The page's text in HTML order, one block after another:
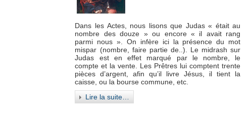
Dans les Actes, nous lisons que Judas « était au
nombre des douze » ou encore « il avait rang
parmi nous ». On infère ici la présence du mot
mispar (nombre, faire partie de..). Le midrash sur
Judas est en effet marqué par le nombre, le
compte et la vente. Les Prêtres lui comptent trente
pièces d’argent, afin qu’il livre Jésus, il tient la
caisse, ou la bourse commune, etc.
Lire la suite…